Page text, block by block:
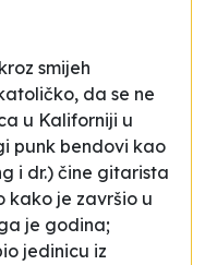
smijeh
da se ne
u Kaliforniji u
punk bendovi kao
i dr.) čine gitarista
kako je završio u
je godina;
jedinicu iz